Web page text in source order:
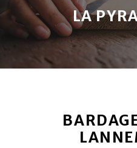
LA